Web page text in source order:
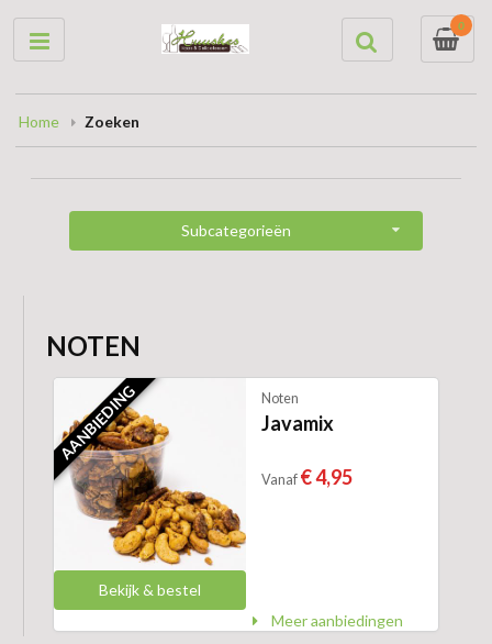
0
Home Zoeken
Subcategorieën
NOTEN
AANBIEDING
Bekijk & bestel
Noten
Javamix
Vanaf € 4,95
Meer aanbiedingen